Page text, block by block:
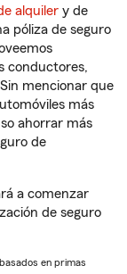
alquiler y de
póliza de seguro
conductores,
mencionar que
más
ahorrar más
de
a comenzar
de seguro
en primas